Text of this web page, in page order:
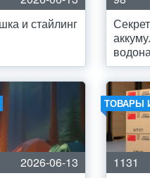
и стайлинг
2026-06-13
ТОВАРЫ
1131